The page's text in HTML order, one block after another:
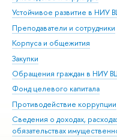
Устойчивое развитие в НИУ
Преподаватели и сотрудники
Корпуса и общежития
Закупки
Обращения граждан в НИУ
Фонд целевого капитала
Противодействие коррупции
Сведения о доходах,
обязательствах